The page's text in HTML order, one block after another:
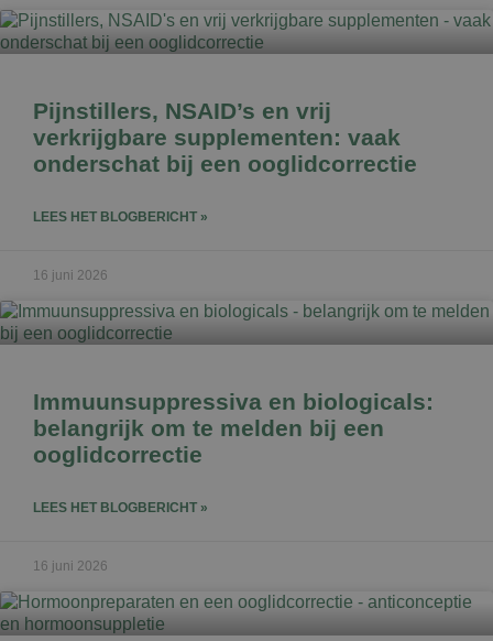
Pijnstillers, NSAID’s en vrij
verkrijgbare supplementen: vaak
onderschat bij een ooglidcorrectie
LEES HET BLOGBERICHT »
16 juni 2026
Immuunsuppressiva en biologicals:
belangrijk om te melden bij een
ooglidcorrectie
LEES HET BLOGBERICHT »
16 juni 2026